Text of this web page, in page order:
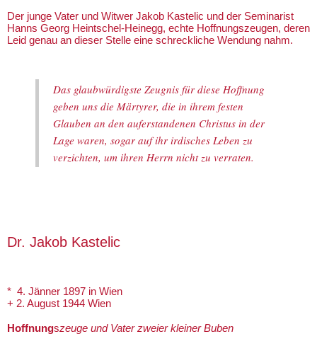
Der junge Vater und Witwer Jakob Kastelic und der Seminarist
Hanns Georg Heintschel-Heinegg, echte Hoffnungszeugen, deren
Leid genau an dieser Stelle eine schreckliche Wendung nahm.
Das glaubwürdigste Zeugnis für diese Hoffnung
geben uns die Märtyrer, die in ihrem festen
Glauben an den auferstandenen Christus in der
Lage waren, sogar auf ihr irdisches Leben zu
verzichten, um ihren Herrn nicht zu verraten.
Dr. Jakob Kastelic
* 4. Jänner 1897 in Wien
+ 2. August 1944 Wien
Hoffnungszeuge und Vater zweier kleiner Buben